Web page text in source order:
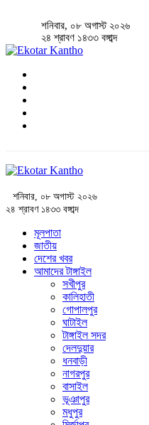
শনিবার, ০৮ অগাস্ট ২০২৬
২৪ শ্রাবণ ১৪৩৩ বঙ্গাব্দ
শনিবার, ০৮ অগাস্ট ২০২৬
২৪ শ্রাবণ ১৪৩৩ বঙ্গাব্দ
মূলপাতা
জাতীয়
দেশের খবর
আমাদের টাঙ্গাইল
সখীপুর
কালিহাতী
গোপালপুর
ঘাটাইল
টাঙ্গাইল সদর
দেলদুয়ার
ধনবাড়ী
নাগরপুর
বাসাইল
ভূঞাপুর
মধুপুর